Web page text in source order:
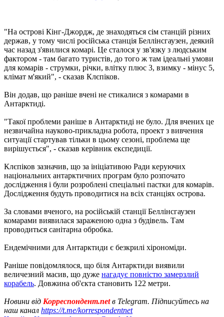
"На острові Кінг-Джордж, де знаходяться сім станцій різних
держав, у тому числі російська станція Беллінсгаузен, деякий
час назад з'явилися комарі. Це сталося у зв'язку з людським
фактором - там багато туристів, до того ж там ідеальні умови
для комарів - струмки, річки, влітку плюс 3, взимку - мінус 5,
клімат м'який", - сказав Клєпіков.
Він додав, що раніше вчені не стикалися з комарами в
Антарктиді.
"Такої проблеми раніше в Антарктиді не було. Для вчених це
незвичайна науково-прикладна робота, проект з вивчення
ситуації стартував тільки в цьому сезоні, проблема ще
вирішується", - сказав керівник експедиції.
Клєпіков зазначив, що за ініціативою Ради керуючих
національних антарктичних програм було розпочато
дослідження і були розроблені спеціальні пастки для комарів.
Дослідження будуть проводитися на всіх станціях острова.
За словами вченого, на російській станції Беллінсгаузен
комарами виявилася зараженою одна з будівель. Там
проводиться санітарна обробка.
Ендемічними для Антарктиди є безкрилі хірономіди.
Раніше повідомлялося, що біля Антарктиди виявили
величезний масив, що дуже нагадує повністю замерзлий
корабель. Довжина об'єкта становить 122 метри.
Новини від Корреспондент.netв Telegram. Підписуйтесь на
наш канал https://t.me/korrespondentnet